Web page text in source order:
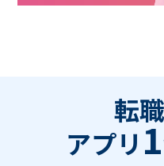
転
アプリ 1